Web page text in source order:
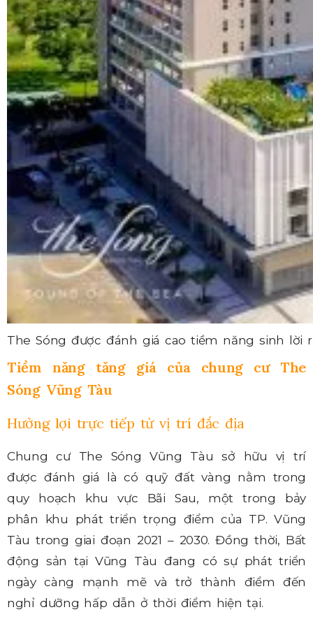
The Sóng được đánh giá cao tiềm năng sinh lời
Tiềm năng tăng giá của chung cư The
Sóng Vũng Tàu
Hưởng lợi trực tiếp từ vị trí đắc địa
Chung cư The Sóng Vũng Tàu sở hữu vị trí
được đánh giá là có quỹ đất vàng nằm trong
quy hoạch khu vực Bãi Sau, một trong bảy
phân khu phát triển trọng điểm của TP. Vũng
Tàu trong giai đoạn 2021 – 2030.Đồng thời, Bất
động sản tại Vũng Tàu đang có sự phát triển
ngày càng mạnh mẽ và trở thành điểm đến
nghỉ dưỡng hấp dẫn ở thời điểm hiện tại.